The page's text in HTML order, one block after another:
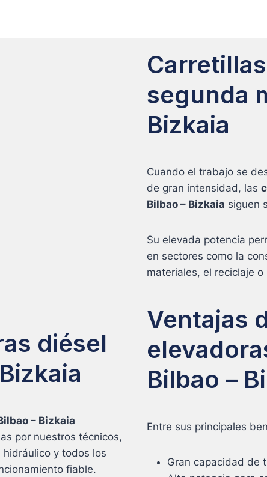
diésel
– Bizkaia
por nuestros técnicos,
y todos los
fiable.
segunda
Bizkaia
Cuando el trabajo se
de gran intensidad, las
Bilbao – Bizkaia siguen
Su elevada potencia
en sectores como la
materiales, el reciclaje
Ventajas
Bilbao –
Entre sus principales
Gran capacidad de